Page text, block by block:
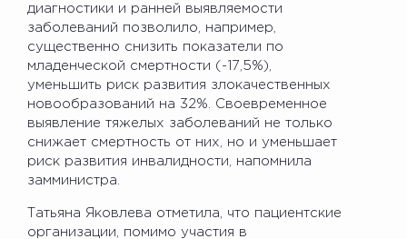
диагностики и ранней выявляемости
заболеваний позволило, например,
существенно снизить показатели по
младенческой смертности (-17,5%),
уменьшить риск развития злокачественных
новообразований на 32%. Своевременное
выявление тяжелых заболеваний не только
снижает смертность от них, но и уменьшает
риск развития инвалидности, напомнила
замминистра.
Татьяна Яковлева отметила, что пациентские
организации, помимо участия в